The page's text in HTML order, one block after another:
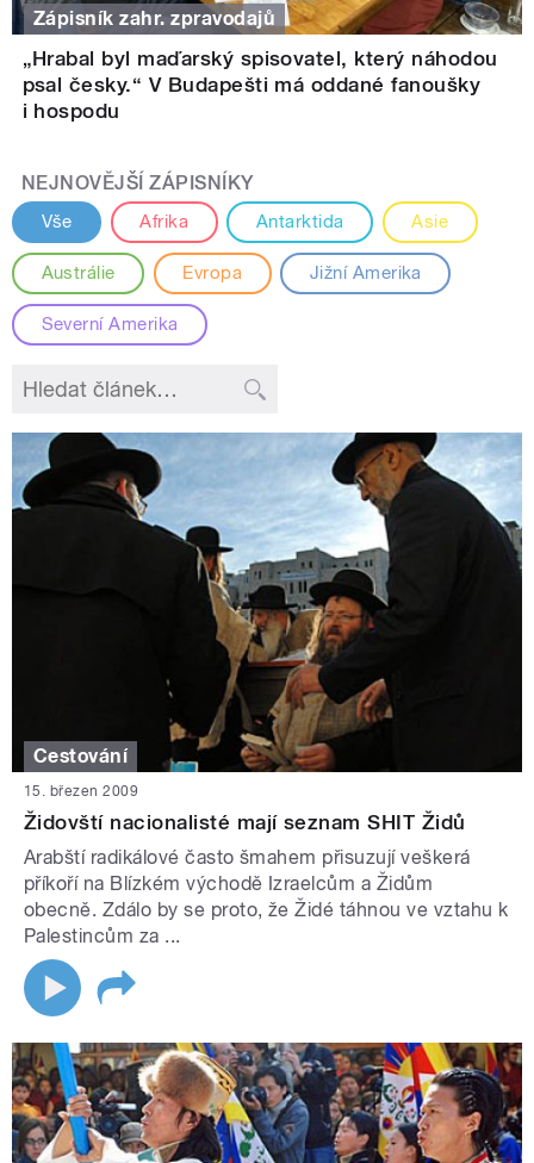
Zápisník zahr. zpravodajů
„Hrabal byl maďarský spisovatel, který náhodou
psal česky.“ V Budapešti má oddané fanoušky
i hospodu
NEJNOVĚJŠÍ ZÁPISNÍKY
Vše Afrika Antarktida Asie
Austrálie Evropa Jižní Amerika
Severní Amerika
Cestování
15. březen 2009
Židovští nacionalisté mají seznam SHIT Židů
Arabští radikálové často šmahem přisuzují veškerá
příkoří na Blízkém východě Izraelcům a Židům
obecně. Zdálo by se proto, že Židé táhnou ve vztahu k
Palestincům za ...